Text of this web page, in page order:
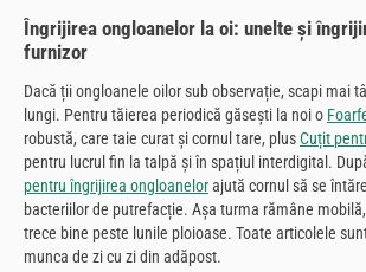
Îngrijirea ongloanelor la oi: unelte și
furnizor
Dacă ții ongloanele oilor sub observație, scapi mai
lungi. Pentru tăierea periodică găsești la noi o
robustă, care taie curat și cornul tare, plusCuțit
pentru lucrul fin la talpă și în spațiul interdigital.
pentru îngrijirea ongloanelorajută cornul să se
bacteriilor de putrefacție. Așa turma rămâne
trece bine peste lunile ploioase. Toate articolele
munca de zi cu zi din adăpost.